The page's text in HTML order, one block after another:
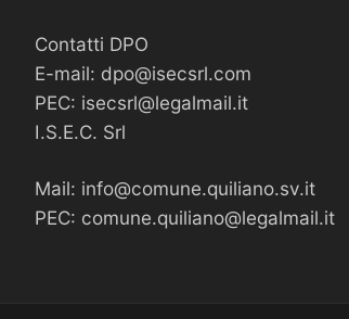
Contatti DPO
E-mail: dpo@isecsrl.com
PEC: isecsrl@legalmail.it
I.S.E.C. Srl
Mail: info@comune.quiliano.sv.it
PEC: comune.quiliano@legalmail.it